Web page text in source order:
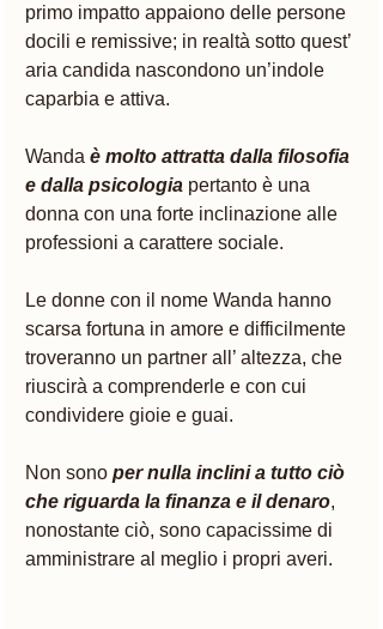
primo impatto appaiono delle persone
docili e remissive; in realtà sotto quest’
aria candida nascondono un’indole
caparbia e attiva.
Wanda è molto attratta dalla filosofia
e dalla psicologia pertanto è una
donna con una forte inclinazione alle
professioni a carattere sociale.
Le donne con il nome Wanda hanno
scarsa fortuna in amore e difficilmente
troveranno un partner all’ altezza, che
riuscirà a comprenderle e con cui
condividere gioie e guai.
Non sono per nulla inclini a tutto ciò
che riguarda la finanza e il denaro,
nonostante ciò, sono capacissime di
amministrare al meglio i propri averi.